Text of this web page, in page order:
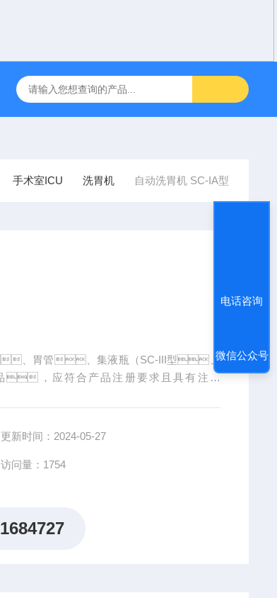
体成分J30儿童型 FT-1000非接触眼压计 飞利
手术室ICU 洗胃机 自动洗胃机 SC-IA型
、胃管、集液瓶（SC-III型、
，应符合产品注册要求且具有注册
更新时间：2024-05-27
访问量：1754
电话咨询
微信公众号